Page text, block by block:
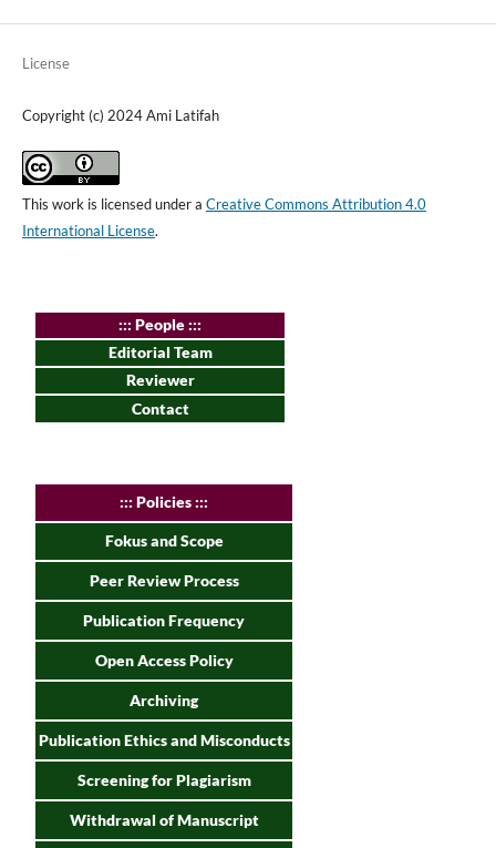
License
Copyright (c) 2024 Ami Latifah
This work is licensed under a Creative Commons Attribution 4.0
International License.
::: People :::
Editorial Team
Reviewer
Contact
::: Policies :::
Fokus and Scope
Peer Review Process
Publication Frequency
Open Access Policy
Archiving
Publication Ethics and Misconducts
Screening for Plagiarism
Withdrawal of Manuscript